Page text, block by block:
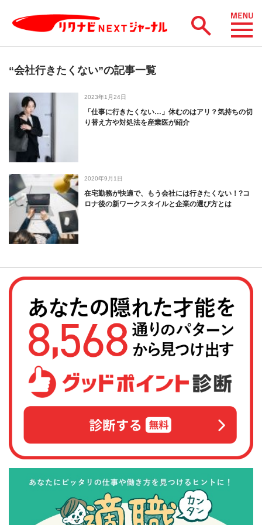
“会社行きたくない”の記事一覧
2023年1月24日
「仕事に行きたくない…」休むのはアリ？気持ちの切
り替え方や対処法を産業医が紹介
2020年9月1日
在宅勤務が快適で、もう会社には行きたくない！?コ
ロナ後の新ワークスタイルと企業の選び方とは